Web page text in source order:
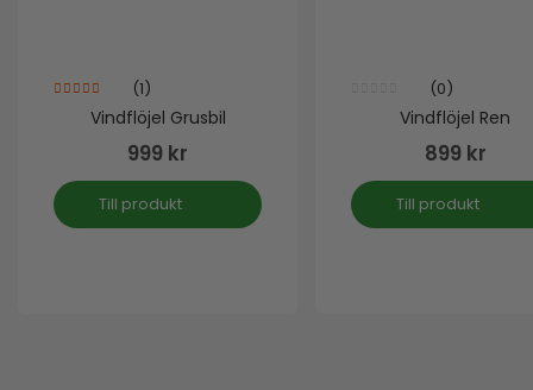
out of 5
(1)
Vindflöjel Grusbil
999 kr
Till produkt
out of 5
(0)
Vindflöjel Ren
899 kr
Till produkt